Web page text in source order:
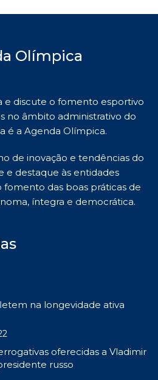
Olímpica
e discute o fomento esportivo
no âmbito administrativo do
é a Agenda Olímpica.
de inovação e tendências do
e destaque às entidades
das boas práticas de
íntegra e democrática.
na longevidade ativa
oferecidas a Vladimir
russo